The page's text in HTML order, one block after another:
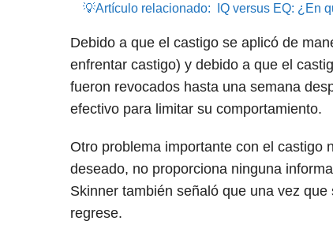
💡Artículo relacionado: IQ versus EQ: ¿En
Debido a que el castigo se aplicó de
enfrentar castigo) y debido a que el
fueron revocados hasta una semana
efectivo para limitar su comportamiento.
Otro problema importante con el castigo
deseado, no proporciona ninguna
Skinner también señaló que una vez
regrese.